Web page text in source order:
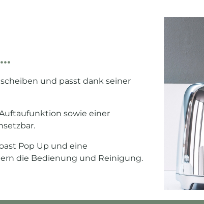
und passt dank seiner
sowie einer
Pop Up und eine
die Bedienung und Reinigung.